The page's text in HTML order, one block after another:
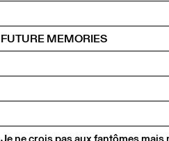
FUTURE MEMORIES